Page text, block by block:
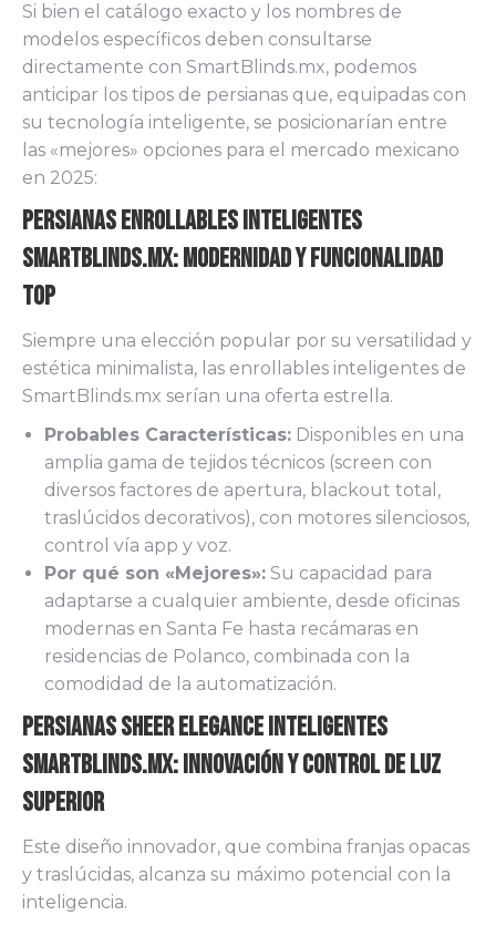
Si bien el catálogo exacto y los nombres de
modelos específicos deben consultarse
directamente con SmartBlinds.mx, podemos
anticipar los tipos de persianas que, equipadas con
su tecnología inteligente, se posicionarían entre
las «mejores» opciones para el mercado mexicano
en 2025:
Persianas Enrollables Inteligentes
SmartBlinds.mx: Modernidad y Funcionalidad
Top
Siempre una elección popular por su versatilidad y
estética minimalista, las enrollables inteligentes de
SmartBlinds.mx serían una oferta estrella.
Probables Características: Disponibles en una
amplia gama de tejidos técnicos (screen con
diversos factores de apertura, blackout total,
traslúcidos decorativos), con motores silenciosos,
control vía app y voz.
Por qué son «Mejores»: Su capacidad para
adaptarse a cualquier ambiente, desde oficinas
modernas en Santa Fe hasta recámaras en
residencias de Polanco, combinada con la
comodidad de la automatización.
Persianas Sheer Elegance Inteligentes
SmartBlinds.mx: Innovación y Control de Luz
Superior
Este diseño innovador, que combina franjas opacas
y traslúcidas, alcanza su máximo potencial con la
inteligencia.